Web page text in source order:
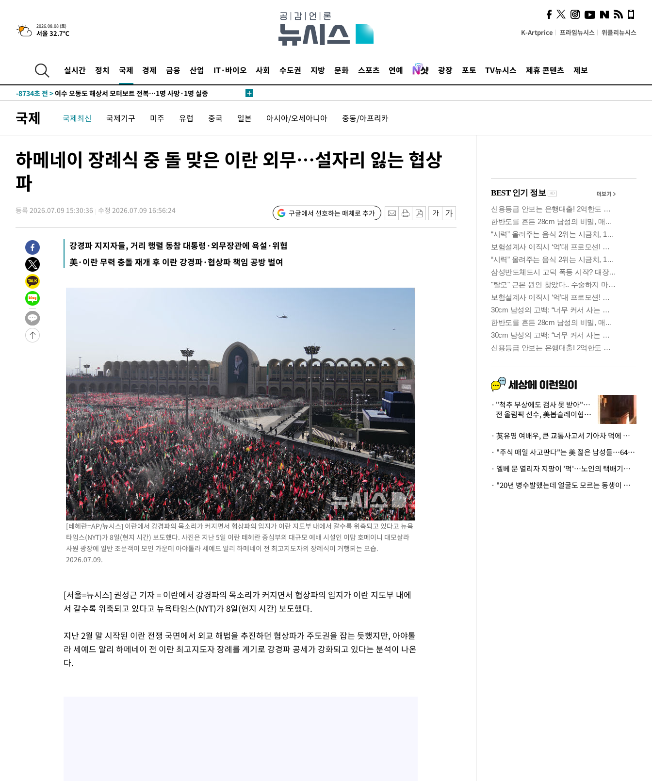
2026.08.08 (토)
서울 32.7℃ K-Artprice 프라임뉴시스 위클리뉴시스
실시간 정치 국제 경제 금융 산업 IT·바이오 사회 수도권 지방 문화 스포츠 연예 광장 포토 TV뉴시스 제휴 콘텐츠 제보
-24062초 전 >온열질환 사망자 3명 늘어…누적 환자 3000명 돌파
-18007초 전 >강릉에 시간당 81.4㎜ 물폭탄…도로 잠기고 담벼락 붕괴
-11824초 전 >
선재도서 해루질 나섰다 실종 60대, 닷새 만에 숨진 채 발견
-9358초 전 >
-8734초 전 >여수 오동도 해상서 모터보트 전복…1명 사망·1명 실종
주 날씨]
-1979초 전 >
축구협회 "압수수색·성접대 논란 사과…쇄신의 기회로 삼겠다"
-496초 전 >[속보]'압수수색·성접대 논란' 축구협회 "실망과 걱정 안겨드려 죄송"
4시간 전 >
[속보]뉴욕증시 상승 마감…S&P 0.6% 나스닥 1.3%↑
-26061초 전 >
-25331초 전 >
-24082초 전 >온열질환 사망자 3명 늘어…누적 환자 3000명 돌파
-18027초 전 >강릉에 시간당 81.4㎜ 물폭탄…도로 잠기고 담벼락 붕괴
-14134초 전 >
백운산서 80년근 천종산삼 9뿌리 발견…감정가 1.3억원
-11844초 전 >
선재도서 해루질 나섰다 실종 60대, 닷새 만에 숨진 채 발견
-9378초 전 >
남자 농구, 나고야 아시안게임서 '홈팀' 일본과 한일전
-8754초 전 >
-4981초 전 >
주 날씨]
-1999초 전 >
-516초 전 >
3시간 전 >
[속보]뉴욕증시 상승 마감…S&P 0.6% 나스닥 1.3%↑
국제 국제최신 국제기구 미주 유럽 중국 일본 아시아/오세아니아 중동/아프리카
하메네이 장례식 중 돌 맞은 이란 외무…설자리 잃는 협상
파
등록 2026.07.09 15:30:36 수정 2026.07.09 16:56:24 구글에서 선호하는 매체로 추가
강경파 지지자들, 거리 행렬 동참 대통령·외무장관에 욕설·위협
美·이란 무력 충돌 재개 후 이란 강경파·협상파 책임 공방 벌여
[테헤란=AP/뉴시스] 이란에서 강경파의 목소리가 커지면서 협상파의 입지가 이란 지도부 내에서 갈수록 위축되고 있다고 뉴욕
타임스(NYT)가 8일(현지 시간) 보도했다. 사진은 지난 5일 이란 테헤란 중심부의 대규모 예배 시설인 이맘 호메이니 대모살라
사원 광장에 일반 조문객이 모인 가운데 아야톨라 세예드 알리 하메네이 전 최고지도자의 장례식이 거행되는 모습.
2026.07.09.
[서울=뉴시스] 권성근 기자 = 이란에서 강경파의 목소리가 커지면서 협상파의 입지가 이란 지도부 내에
서 갈수록 위축되고 있다고 뉴욕타임스(NYT)가 8일(현지 시간) 보도했다.
지난 2월 말 시작된 이란 전쟁 국면에서 외교 해법을 추진하던 협상파가 주도권을 잡는 듯했지만, 아야톨
라 세예드 알리 하메네이 전 이란 최고지도자 장례를 계기로 강경파 공세가 강화되고 있다는 분석이 나온
다.
사이 해답 찾았죠"…알을
깨고 나온 '초자아'
"척추 부상에도 검사 못 받아"…
전 올림픽 선수, 美봅슬레이협회
· 英유명 여배우, 큰 교통사고서 기아차 덕에 살았다
· "주식 매일 사고판다"는 美 젊은 남성들…64%가 "나는 인생의 패배자“
· 엘베 문 열리자 지팡이 '퍽'…노인의 택배기사 폭행 이유
· "20년 병수발했는데 얼굴도 모르는 동생이 유산 절반을"…배다른 형제 상속권 있을까